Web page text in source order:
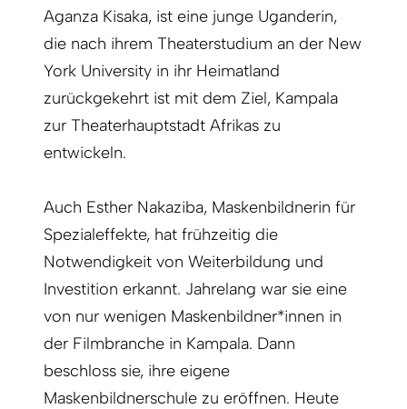
Aganza Kisaka, ist eine junge Uganderin,
die nach ihrem Theaterstudium an der New
York University in ihr Heimatland
zurückgekehrt ist mit dem Ziel, Kampala
zur Theaterhauptstadt Afrikas zu
entwickeln.
Auch Esther Nakaziba, Maskenbildnerin für
Spezialeffekte, hat frühzeitig die
Notwendigkeit von Weiterbildung und
Investition erkannt. Jahrelang war sie eine
von nur wenigen Maskenbildner*innen in
der Filmbranche in Kampala. Dann
beschloss sie, ihre eigene
Maskenbildnerschule zu eröffnen. Heute